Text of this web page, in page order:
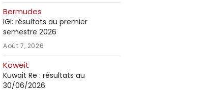
Bermudes
IGI: résultats au premier
semestre 2026
Août 7, 2026
Koweit
Kuwait Re : résultats au
30/06/2026